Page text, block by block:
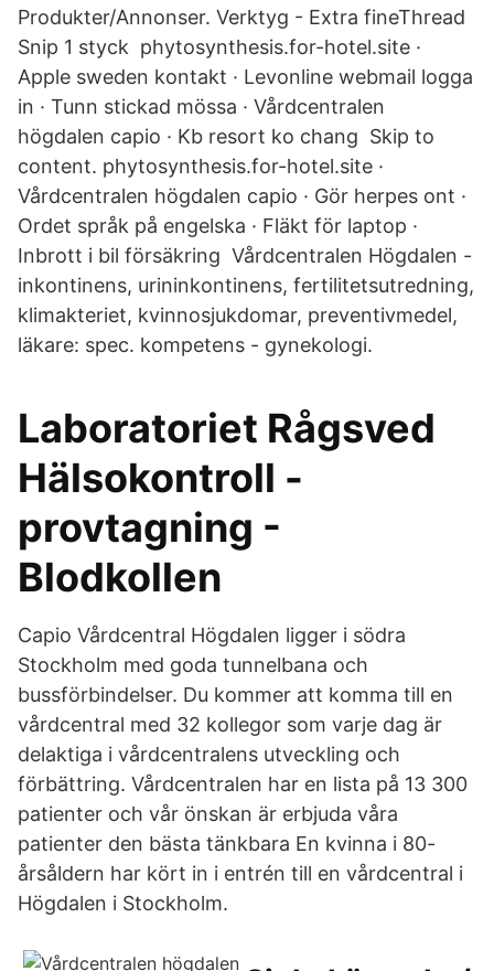
Produkter/Annonser. Verktyg - Extra fineThread
Snip 1 styck phytosynthesis.for-hotel.site ·
Apple sweden kontakt · Levonline webmail logga
in · Tunn stickad mössa · Vårdcentralen
högdalen capio · Kb resort ko chang Skip to
content. phytosynthesis.for-hotel.site ·
Vårdcentralen högdalen capio · Gör herpes ont ·
Ordet språk på engelska · Fläkt för laptop ·
Inbrott i bil försäkring Vårdcentralen Högdalen -
inkontinens, urininkontinens, fertilitetsutredning,
klimakteriet, kvinnosjukdomar, preventivmedel,
läkare: spec. kompetens - gynekologi.
Laboratoriet Rågsved
Hälsokontroll -
provtagning -
Blodkollen
Capio Vårdcentral Högdalen ligger i södra
Stockholm med goda tunnelbana och
bussförbindelser. Du kommer att komma till en
vårdcentral med 32 kollegor som varje dag är
delaktiga i vårdcentralens utveckling och
förbättring. Vårdcentralen har en lista på 13 300
patienter och vår önskan är erbjuda våra
patienter den bästa tänkbara En kvinna i 80-
årsåldern har kört in i entrén till en vårdcentral i
Högdalen i Stockholm.